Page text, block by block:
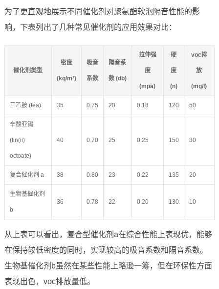
为了更直观地展示不同催化剂对聚氨酯软泡隔音性能的影
响，下表列出了几种常见催化剂的应用效果对比：
催化剂类型
密度
(kg/m³)
吸音
系数
隔音系
数 (db)
拉伸强
度
(mpa)
硬
度
(n)
voc排
放
(mg/l)
三乙胺 (tea) 35 0.75 20 0.18 120 50
辛酸亚锡
(tin(ii)
octoate)
40 0.70 25 0.25 150 30
复合催化剂 a 38 0.80 23 0.22 135 20
生物基催化剂
b
36 0.78 22 0.20 130 10
从上表可以看出，复合型催化剂a在综合性能上表现优，能够
在保持较低密度的同时，实现较高的吸音系数和隔音系数。
生物基催化剂b虽然在某些性能上略逊一筹，但在环保性方面
表现出色，voc排放量低。